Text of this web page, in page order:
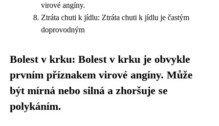
virové angíny.
Ztráta chuti k jídlu: Ztráta chuti k jídlu je častým
doprovodným
Bolest v krku: Bolest v krku je obvykle
prvním příznakem virové angíny. Může
být mírná nebo silná a zhoršuje se
polykáním.